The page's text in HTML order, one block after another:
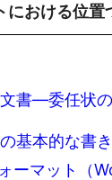
における位置
書―委任状
基本的な書
ーマット（